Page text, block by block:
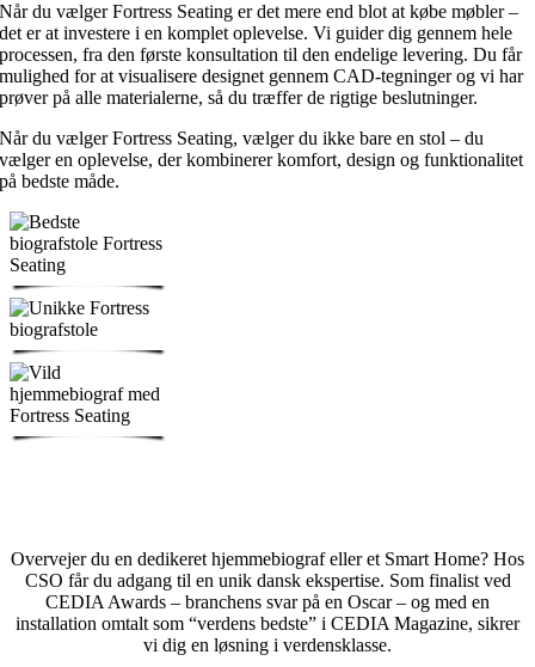
Når du vælger Fortress Seating er det mere end blot at købe møbler –
det er at investere i en komplet oplevelse. Vi guider dig gennem hele
processen, fra den første konsultation til den endelige levering. Du får
mulighed for at visualisere designet gennem CAD-tegninger og vi har
prøver på alle materialerne, så du træffer de rigtige beslutninger.
Når du vælger Fortress Seating, vælger du ikke bare en stol – du
vælger en oplevelse, der kombinerer komfort, design og funktionalitet
på bedste måde.
Overvejer du en dedikeret hjemmebiograf eller et Smart Home? Hos
CSO får du adgang til en unik dansk ekspertise. Som finalist ved
CEDIA Awards – branchens svar på en Oscar – og med en
installation omtalt som “verdens bedste” i CEDIA Magazine, sikrer
vi dig en løsning i verdensklasse.